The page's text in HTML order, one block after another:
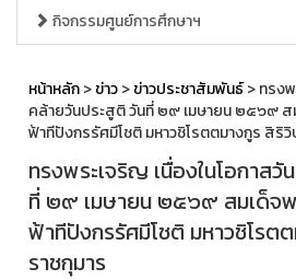
กิจกรรมศูนย์การศึกษาฯ
หน้าหลัก>ข่าว>ข่าวประชาสัมพันธ์> ทรงพ
คล้ายวันประสูติ วันที่ ๒๙ เมษายน ๒๕๖๙ สม
ฟ้าทีปังกรรัศมีโชติ มหาวชิโรตตมางกูร สิริ
ทรงพระเจริญ เนื่องในโอกาส
ที่ ๒๙ เมษายน ๒๕๖๙ สมเด็จพ
ฟ้าทีปังกรรัศมีโชติ มหาวชิโรต
ราชกุมาร